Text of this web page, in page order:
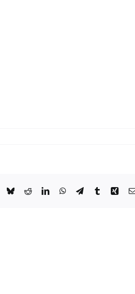
BlueskyRedditLinkedInWhatsApp
TelegramTumblrXing